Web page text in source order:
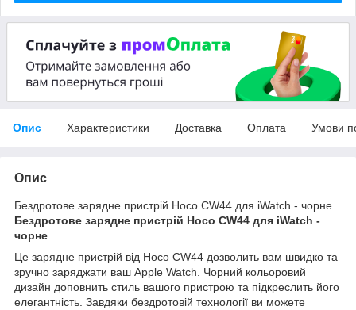
Опис Характеристики Доставка Оплата Умови
Опис
Бездротове зарядне пристрій Hoco CW44 для iWatch - чорне
Бездротове зарядне пристрій Hoco CW44 для iWatch -
чорне
Це зарядне пристрій від Hoco CW44 дозволить вам швидко та
зручно заряджати ваш Apple Watch. Чорний кольоровий
дизайн доповнить стиль вашого пристрою та підкреслить його
елегантність. Завдяки бездротовій технології ви можете